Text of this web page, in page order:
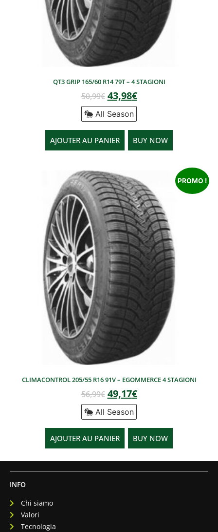
QT3 GRIP 165/60 R14 79T – 4 STAGIONI
50,99€ 43,98€
All Season
AJOUTER AU PANIER BUY NOW
PROMO !
CLIMACONTROL 205/55 R16 91V – EGOMMERCE 4 STAGIONI
56,99€ 49,17€
All Season
AJOUTER AU PANIER BUY NOW
INFO
Chi siamo
Valori
Tecnologia